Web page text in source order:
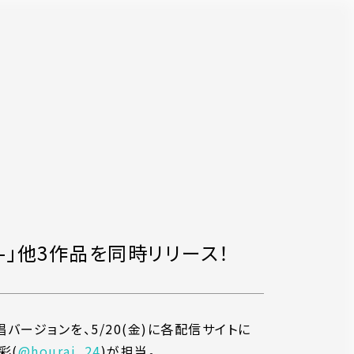
3作品を同時リリース！
バージョンを、5/20(金)に各配信サイトに